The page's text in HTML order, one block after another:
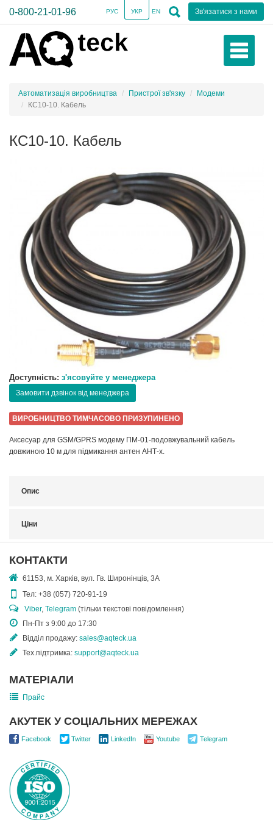
0-800-21-01-96 Зв'язатися з нами
РУС УКР EN
Автоматизація виробництва Пристрої зв'язку
Модеми
КС10-10. Кабель
КС10-10. Кабель
Доступність: з'ясовуйте у менеджера
Замовити дзвінок від менеджера
ВИРОБНИЦТВО ТИМЧАСОВО ПРИЗУПИНЕНО
Аксесуар для GSM/GPRS модему ПМ-01-подовжувальний кабель
довжиною 10 м для підмикання антен АНТ-х.
Опис
Ціни
КОНТАКТИ
61153, м. Харків, вул. Гв. Широнінців, 3А
Тел: +38 (057) 720-91-19
Viber, Telegram (тільки текстові повідомлення)
Пн-Пт з 9:00 до 17:30
Відділ продажу: sales@aqteck.ua
Тех.підтримка: support@aqteck.ua
МАТЕРІАЛИ
Прайс
АКУТЕК У СОЦІАЛЬНИХ МЕРЕЖАХ
Facebook Twitter LinkedIn Youtube Telegram